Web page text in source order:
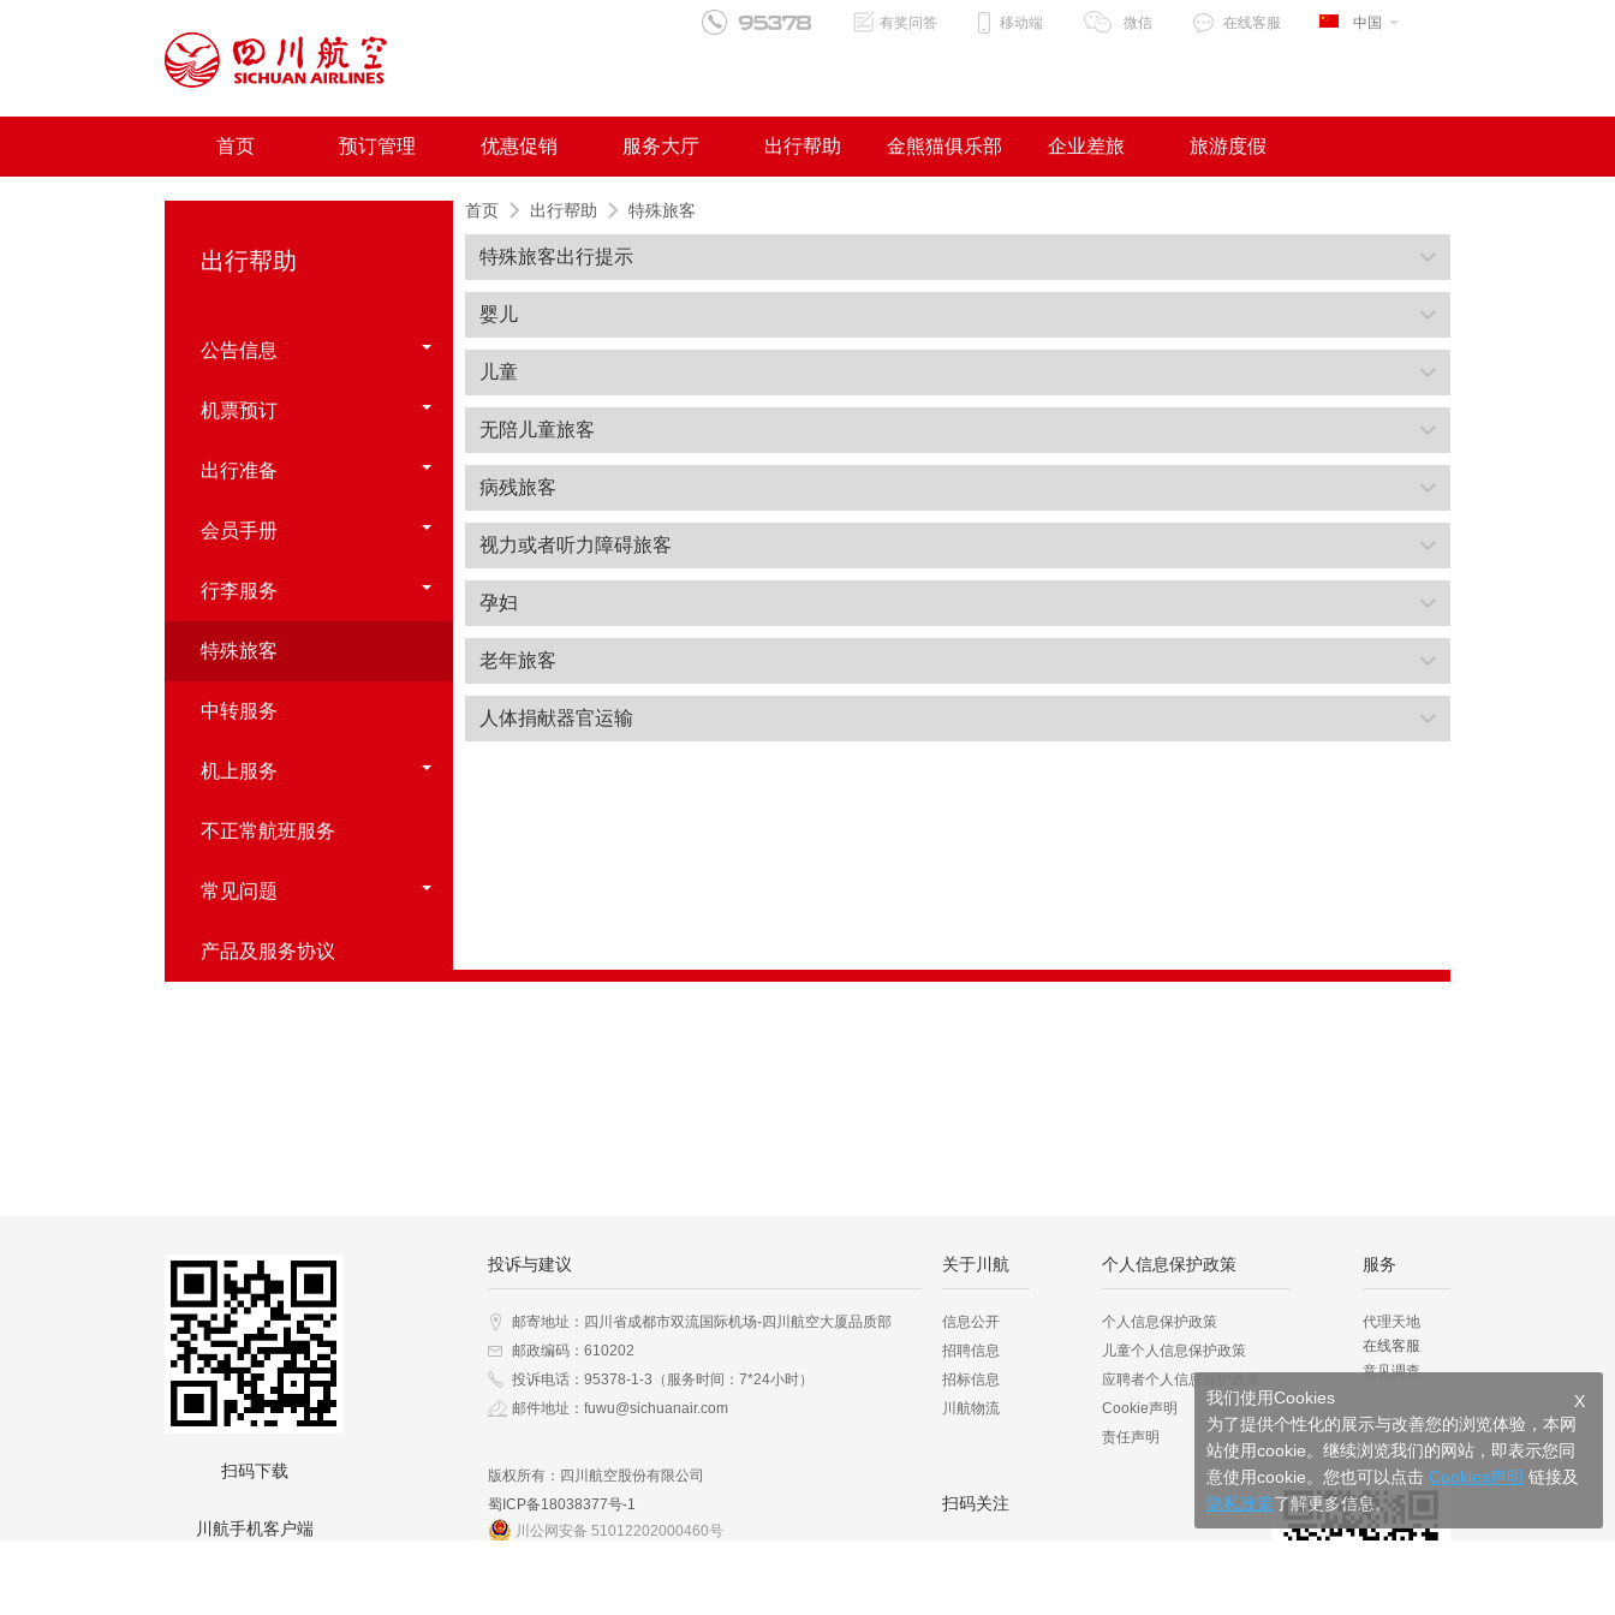
中国
在线客服
微信
移动端
有奖问答
首页 预订管理 优惠促销 服务大厅 出行帮助 金熊猫俱乐部 企业差旅 旅游度假
出行帮助
公告信息
机票预订
出行准备
会员手册
行李服务
特殊旅客
中转服务
机上服务
不正常航班服务
常见问题
产品及服务协议
首页 出行帮助 特殊旅客
特殊旅客出行提示
婴儿
儿童
无陪儿童旅客
病残旅客
视力或者听力障碍旅客
孕妇
老年旅客
人体捐献器官运输
扫码下载
川航手机客户端
投诉与建议
邮寄地址：四川省成都市双流国际机场-四川航空大厦品质部
邮政编码：610202
投诉电话：95378-1-3（服务时间：7*24小时）
邮件地址：fuwu@sichuanair.com
版权所有：四川航空股份有限公司
蜀ICP备18038377号-1
川公网安备 51012202000460号
关于川航
信息公开
招聘信息
招标信息
川航物流
个人信息保护政策
个人信息保护政策
儿童个人信息保护政策
应聘者个人信息保护政策
Cookie声明
责任声明
服务
代理天地
在线客服
意见调查
扫码关注
我们使用Cookies
X
为了提供个性化的展示与改善您的浏览体验，本网
站使用cookie。继续浏览我们的网站，即表示您同
意使用cookie。您也可以点击 Cookies声明 链接及
隐私政策了解更多信息。